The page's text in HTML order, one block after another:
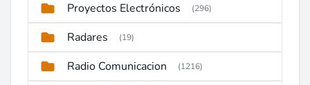
Proyectos Electrónicos (296)
Radares (19)
Radio Comunicacion (1216)